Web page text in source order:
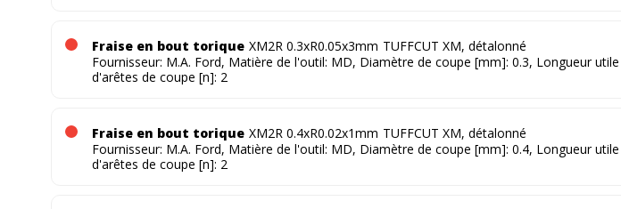
Fraise en bout torique XM2R 0.3xR0.05x3mm TUFFCUT XM, détalonné
Fournisseur: M.A. Ford, Matière de l'outil: MD, Diamètre de coupe [mm]: 0.3, Longueur
d'arêtes de coupe [n]: 2
Fraise en bout torique XM2R 0.4xR0.02x1mm TUFFCUT XM, détalonné
Fournisseur: M.A. Ford, Matière de l'outil: MD, Diamètre de coupe [mm]: 0.4, Longueur
d'arêtes de coupe [n]: 2